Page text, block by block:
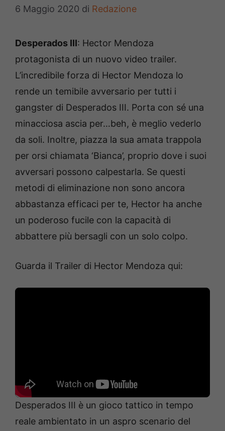
6 Maggio 2020 di Redazione
Desperados III: Hector Mendoza
protagonista di un nuovo video trailer.
L’incredibile forza di Hector Mendoza lo
rende un temibile avversario per tutti i
gangster di Desperados III. Porta con sé una
minacciosa ascia per…beh, è meglio vederlo
da soli. Inoltre, piazza la sua amata trappola
per orsi chiamata ‘Bianca’, proprio dove i suoi
avversari possono calpestarla. Se questi
metodi di eliminazione non sono ancora
abbastanza efficaci per te, Hector ha anche
un poderoso fucile con la capacità di
abbattere più bersagli con un solo colpo.
Guarda il Trailer di Hector Mendoza qui:
Desperados III è un gioco tattico in tempo
reale ambientato in un aspro scenario del